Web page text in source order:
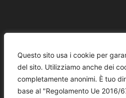
Questo sito usa i cookie per
del sito. Utilizziamo anche dei
completamente anonimi. È tuo
base al "Regolamento Ue 2016/
CONTATTI
REDAZIONE
redazione@quattromorinews.it